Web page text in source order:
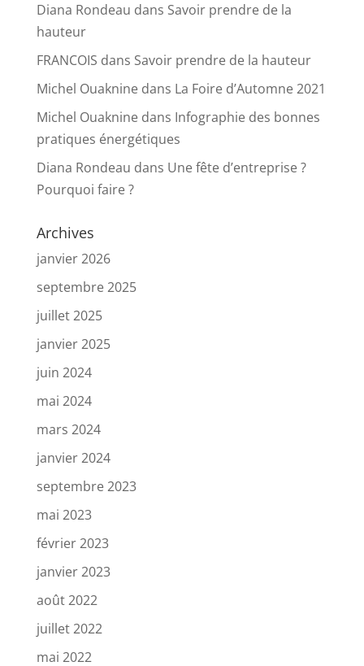
Diana Rondeau dans Savoir prendre de la
hauteur
FRANCOIS dans Savoir prendre de la hauteur
Michel Ouakninedans La Foire d’Automne 2021
Michel Ouakninedans Infographie des bonnes
pratiques énergétiques
Diana Rondeau dans Une fête d’entreprise ?
Pourquoi faire ?
Archives
janvier 2026
septembre 2025
juillet 2025
janvier 2025
juin 2024
mai 2024
mars 2024
janvier 2024
septembre 2023
mai 2023
février 2023
janvier 2023
août 2022
juillet 2022
mai 2022